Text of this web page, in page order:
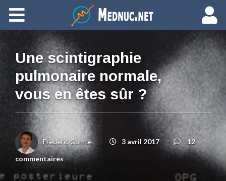
Ajouter du contenu
Une scintigraphie
pulmonaire normale,
vous en êtes sûr ?
Frederic Comte 3 avril 2017
12
commentaires